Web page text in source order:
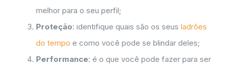
melhor para o seu perfil;
Proteção: identifique quais são os seus ladrões
do tempo e como você pode se blindar deles;
Performance: é o que você pode fazer para ser